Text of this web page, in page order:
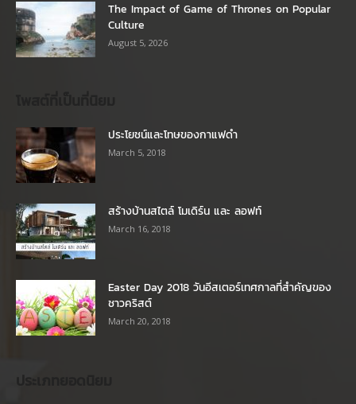
The Impact of Game of Thrones on Popular
Culture
August 5, 2026
ประโยชน์และโทษของกาแฟดำ
March 5, 2018
สร้างบ้านสไตล์ โมเดิร์น และ ลอฟท์
March 16, 2018
Easter Day 2018 วันอีสเตอร์เทศกาลที่สำคัญของ
ชาวคริสต์
March 20, 2018